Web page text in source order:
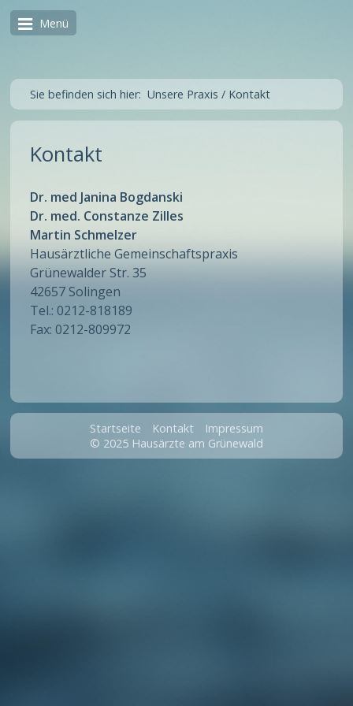
Menü
Sie befinden sich hier:Unsere Praxis / Kontakt
Kontakt
Dr. med Janina Bogdanski
Dr. med. Constanze Zilles
Martin Schmelzer
Hausärztliche Gemeinschaftspraxis
Grünewalder Str. 35
42657 Solingen
Tel.: 0212-818189
Fax: 0212-809972
Startseite Kontakt
Impressum
© 2025 Hausärzte am Grünewald